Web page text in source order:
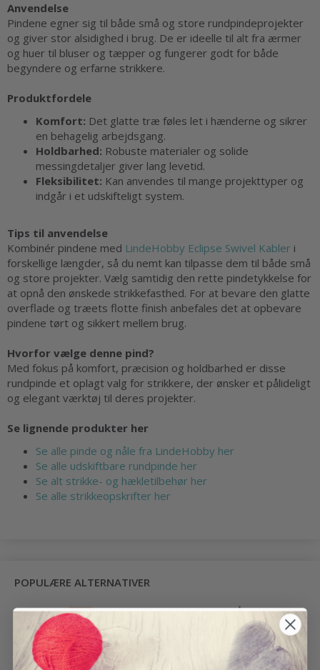
Anvendelse
Pindene egner sig til både små og store rundpindeprojekter
og giver stor alsidighed i brug. De er ideelle til alt fra ærmer
og huer til bluser og tæpper og fungerer godt for både
begyndere og erfarne strikkere.
Produktfordele
Komfort: Det glatte træ føles let i hænderne og sikrer
en behagelig arbejdsgang.
Holdbarhed: Robuste materialer og solide
messingdetaljer giver lang levetid.
Fleksibilitet: Kan anvendes til mange projekttyper og
indgår i et udskifteligt system.
Tips til anvendelse
Kombinér pindene med LindeHobby Eclipse Swivel Kabler i
forskellige længder, så du nemt kan tilpasse dem til både små
og store projekter. Vælg samtidig den rette pindetykkelse for
at opnå den ønskede strikkefasthed. For at bevare den glatte
overflade og træets flotte finish anbefales det at opbevare
pindene tørt og sikkert mellem brug.
Hvorfor vælge denne pind?
Med fokus på komfort, præcision og holdbarhed er disse
rundpinde et oplagt valg for strikkere, der ønsker et pålideligt
og elegant værktøj til deres projekter.
Se lignende produkter her
Se alle pinde og nåle fra LindeHobby her
Se alle udskiftbare rundpinde her
Se alt strikke- og hækletilbehør her
Se alle strikkeopskrifter her
POPULÆRE ALTERNATIVER